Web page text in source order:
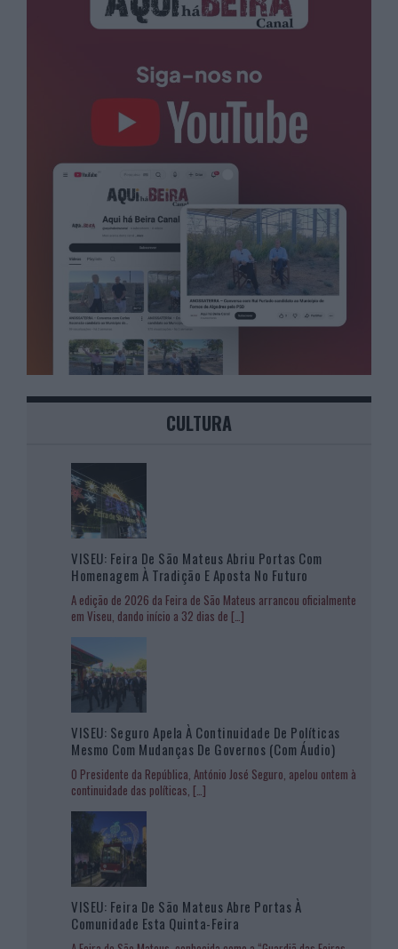
CULTURA
VISEU: Feira De São Mateus Abriu Portas Com
Homenagem À Tradição E Aposta No Futuro
A edição de 2026 da Feira de São Mateus arrancou oficialmente
em Viseu, dando início a 32 dias de […]
VISEU: Seguro Apela À Continuidade De Políticas
Mesmo Com Mudanças De Governos (com Áudio)
O Presidente da República, António José Seguro, apelou ontem à
continuidade das políticas, […]
VISEU: Feira De São Mateus Abre Portas À
Comunidade Esta Quinta-Feira